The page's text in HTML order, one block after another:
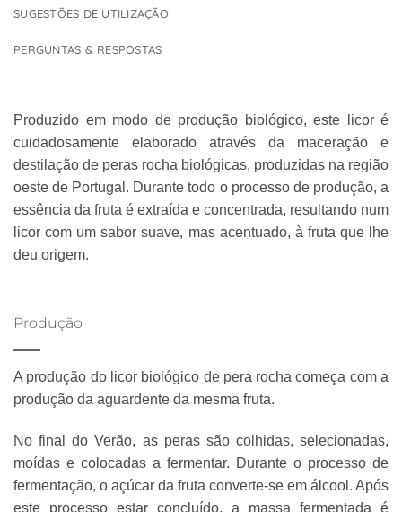
SUGESTÕES DE UTILIZAÇÃO
PERGUNTAS & RESPOSTAS
Produzido em modo de produção biológico, este licor é
cuidadosamente elaborado através da maceração e
destilação de peras rocha biológicas, produzidas na região
oeste de Portugal. Durante todo o processo de produção, a
essência da fruta é extraída e concentrada, resultando num
licor com um sabor suave, mas acentuado, à fruta que lhe
deu origem.
Produção
A produção do licor biológico de pera rocha começa com a
produção da aguardente da mesma fruta.
No final do Verão, as peras são colhidas, selecionadas,
moídas e colocadas a fermentar. Durante o processo de
fermentação, o açúcar da fruta converte-se em álcool. Após
este processo estar concluído, a massa fermentada é